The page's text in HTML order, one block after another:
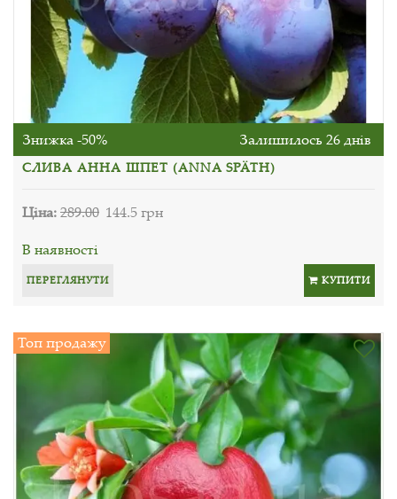
Знижка -50% Залишилось 26 днів
СЛИВА АННА ШПЕТ (ANNA SPÄTH)
Ціна:289.00 144.5 грн
В наявності
ПЕРЕГЛЯНУТИ КУПИТИ
Топ продажу